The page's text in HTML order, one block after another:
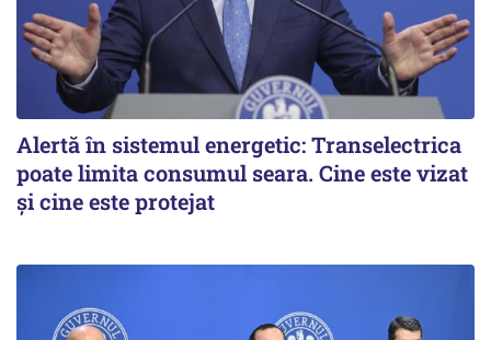
Alertă în sistemul energetic: Transelectrica
poate limita consumul seara. Cine este vizat
și cine este protejat